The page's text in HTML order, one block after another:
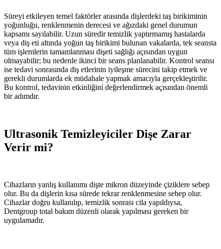
Süreyi etkileyen temel faktörler arasında dişlerdeki taş birikiminin
yoğunluğu, renklenmenin derecesi ve ağızdaki genel durumun
kapsamı sayılabilir. Uzun süredir temizlik yaptırmamış hastalarda
veya diş eti altında yoğun taş birikimi bulunan vakalarda, tek seansta
tüm işlemlerin tamamlanması dişeti sağlığı açısından uygun
olmayabilir; bu nedenle ikinci bir seans planlanabilir. Kontrol seansı
ise tedavi sonrasında diş etlerinin iyileşme sürecini takip etmek ve
gerekli durumlarda ek müdahale yapmak amacıyla gerçekleştirilir.
Bu kontrol, tedavinin etkinliğini değerlendirmek açısından önemli
bir adımdır.
Ultrasonik Temizleyiciler Dişe Zarar
Verir mi?
Cihazların yanlış kullanımı dişte mikron düzeyinde çiziklere sebep
olur. Bu da dişlerin kısa sürede tekrar renklenmesine sebep olur.
Cihazlar doğru kullanılıp, temizlik sonrası cila yapıldıysa,
Dentgroup total bakım düzenli olarak yapılması gereken bir
uygulamadır.